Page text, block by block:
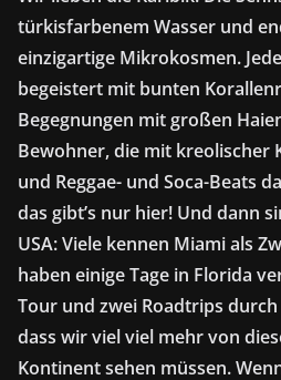
türkisfarbenem Wasser und
einzigartige Mikrokosmen.
begeistert mit bunten
Begegnungen mit großen
Bewohner, die mit kreolischer
und Reggae- und Soca-Beats
das gibt’s nur hier! Und dann
USA: Viele kennen Miami als
haben einige Tage in Florida
Tour und zwei Roadtrips
dass wir viel viel mehr von
Kontinent sehen müssen.